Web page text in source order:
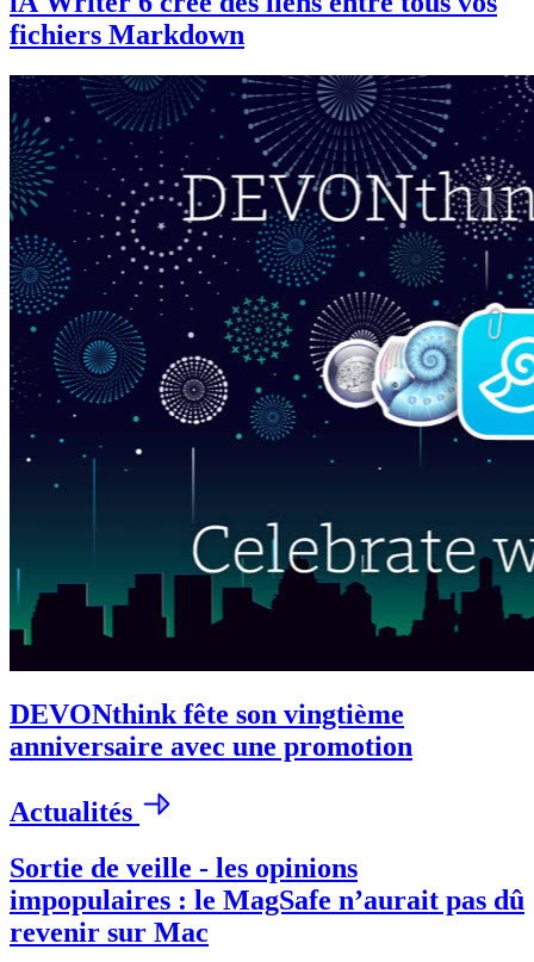
fichiers Markdown
DEVONthink fête son vingtième
anniversaire avec une promotion
Actualités
Sortie de veille - les opinions
impopulaires : le MagSafe n’aurait pas dû
revenir sur Mac